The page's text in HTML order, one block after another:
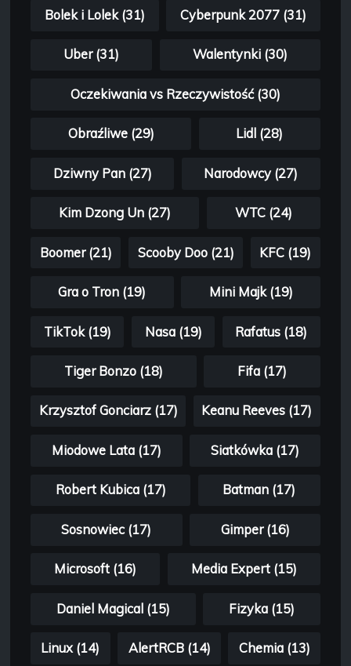
Bolek i Lolek (31) Cyberpunk 2077 (31)
Uber (31) Walentynki (30)
Oczekiwania vs Rzeczywistość (30)
Obraźliwe (29) Lidl (28)
Dziwny Pan (27) Narodowcy (27)
Kim Dzong Un (27) WTC (24)
Boomer (21) Scooby Doo (21) KFC (19)
Gra o Tron (19) Mini Majk (19)
TikTok (19) Nasa (19) Rafatus (18)
Tiger Bonzo (18) Fifa (17)
Krzysztof Gonciarz (17) Keanu Reeves (17)
Miodowe Lata (17) Siatkówka (17)
Robert Kubica (17) Batman (17)
Sosnowiec (17) Gimper (16)
Microsoft (16) Media Expert (15)
Daniel Magical (15) Fizyka (15)
Linux (14) AlertRCB (14) Chemia (13)